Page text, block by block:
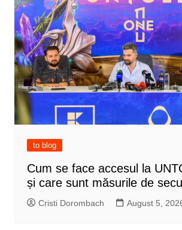
to blog
Cum se face accesul la
și care sunt măsurile de
Cristi Dorombach August 5,